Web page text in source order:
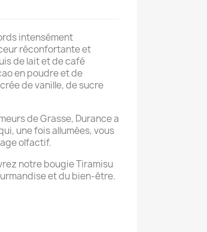
intensément
réconfortante et
de lait et de café
en poudre et de
de vanille, de sucre
de Grasse, Durance a
une fois allumées, vous
olfactif.
notre bougie Tiramisu
et du bien-être.